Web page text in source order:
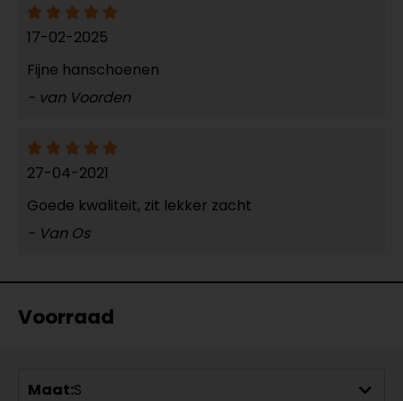
17-02-2025
Fijne hanschoenen
- van Voorden
27-04-2021
Goede kwaliteit, zit lekker zacht
- Van Os
Voorraad
Maat:S